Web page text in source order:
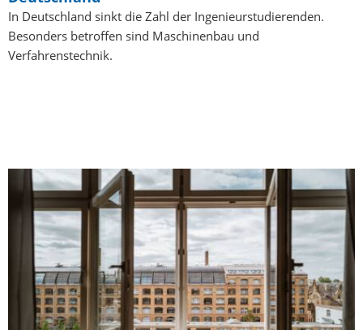
In Deutschland sinkt die Zahl der Ingenieurstudierenden.
Besonders betroffen sind Maschinenbau und
Verfahrenstechnik.